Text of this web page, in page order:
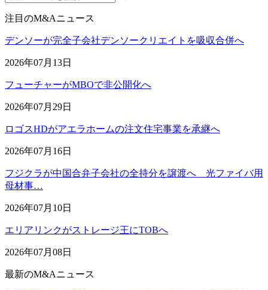
注目のM&Aニュース
デンソーが完全子会社デンソークリエイトを吸収合併へ
2026年07月13日
フューチャーがMBOで非公開化へ
2026年07月29日
ロゴスHDがアエラホームの注文住宅事業を承継へ
2026年07月16日
フジクラが中国合弁子会社の全持分を譲渡へ 光ファイバ用
母材事…
2026年07月10日
エリアリンクがストレージ王にTOBへ
2026年07月08日
最新のM&Aニュース